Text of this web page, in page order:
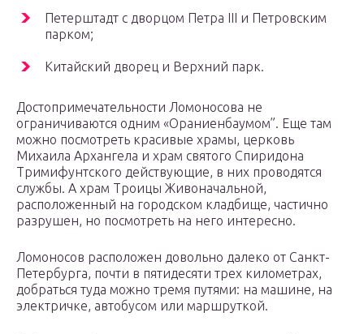
Петерштадт с дворцом Петра III и Петровским
парком;
Китайский дворец и Верхний парк.
Достопримечательности Ломоносова не
ограничиваются одним «Ораниенбаумом”. Еще там
можно посмотреть красивые храмы, церковь
Михаила Архангела и храм святого Спиридона
Тримифунтского действующие, в них проводятся
службы. А храм Троицы Живоначальной,
расположенный на городском кладбище, частично
разрушен, но посмотреть на него интересно.
Ломоносов расположен довольно далеко от Санкт-
Петербурга, почти в пятидесяти трех километрах,
добраться туда можно тремя путями: на машине, на
электричке, автобусом или маршруткой.